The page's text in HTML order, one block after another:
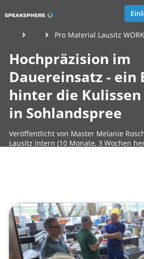
Pro Material Lausitz
Hochpräzision im
Dauereinsatz - ein
hinter die Kulissen
in Sohlandspree
Veröffentlicht von Master Melanie
Lausitz intern (10 Monate, 3 Wochen